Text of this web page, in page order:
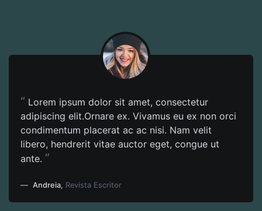
“ Lorem ipsum dolor sit amet, consectetur
adipiscing elit.Ornare ex. Vivamus eu ex non orci
condimentum placerat ac ac nisi. Nam velit
libero, hendrerit vitae auctor eget, congue ut
ante. ”
Andreia, Revista Escritor